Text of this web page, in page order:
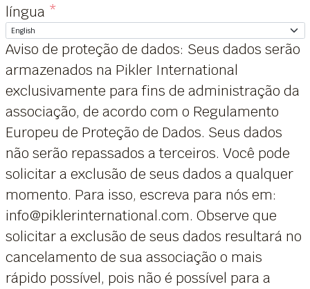
língua *
Aviso de proteção de dados: Seus dados serão
armazenados na Pikler International
exclusivamente para fins de administração da
associação, de acordo com o Regulamento
Europeu de Proteção de Dados. Seus dados
não serão repassados a terceiros. Você pode
solicitar a exclusão de seus dados a qualquer
momento. Para isso, escreva para nós em:
info@piklerinternational.com. Observe que
solicitar a exclusão de seus dados resultará no
cancelamento de sua associação o mais
rápido possível, pois não é possível para a